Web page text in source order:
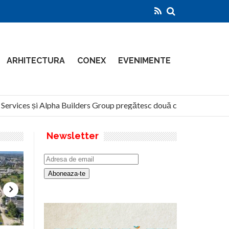
ARHITECTURA CONEX EVENIMENTE
și Alpha Builders Group pregătesc două clădiri de 14
Newsletter